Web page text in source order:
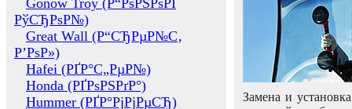
Gonow Troy (Р“РѕРЅРѕРІ
РўСЂРѕР№)
Great Wall (Р“СЂРµР№С‚
Р’РѕР»)
Hafei (РҐР°С„РµР№)
Honda (РҐРѕРЅРґР°)
Hummer (РҐР°РјРјРµСЂ)
Замена и